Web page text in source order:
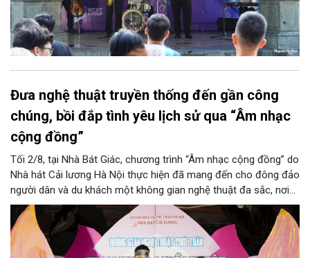
Đưa nghệ thuật truyền thống đến gần công
chúng, bồi đắp tình yêu lịch sử qua “Âm nhạc
cộng đồng”
Tối 2/8, tại Nhà Bát Giác, chương trình “Âm nhạc cộng đồng” do
Nhà hát Cải lương Hà Nội thực hiện đã mang đến cho đông đảo
người dân và du khách một không gian nghệ thuật đa sắc, nơi
những làn điệu cải lương, ca cổ, tân cổ và các tiết mục múa
hòa quyện trong không gian của phố đi bộ hồ Hoàn Kiếm. Đặc
biệt, chương trình có sự giao lưu của các nghệ sĩ đến từ
phương Nam, góp phần tạo nên cuộc gặp gỡ nghệ thuật giàu